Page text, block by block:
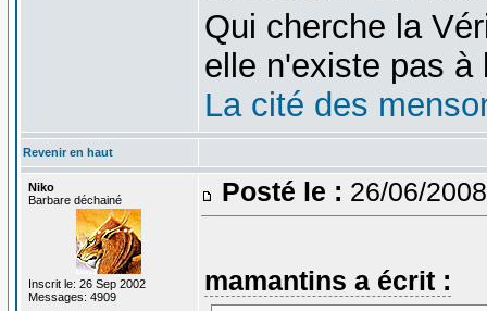
Qui cherche la
elle n'existe pas à
La cité des
Revenir en haut
Niko
Barbare déchainé
Inscrit le: 26 Sep 2002
Messages: 4909
Posté le : 26/06/
mamantins a écrit :